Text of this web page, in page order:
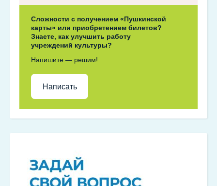
Сложности с получением «Пушкинской
карты» или приобретением билетов?
Знаете, как улучшить работу
учреждений культуры?
Напишите — решим!
Написать